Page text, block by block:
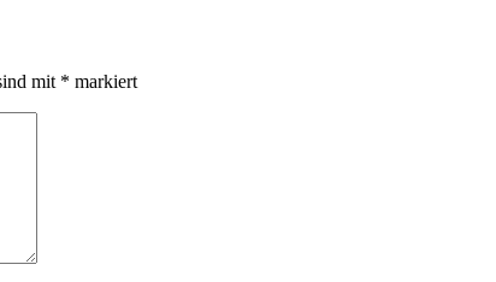
mit * markiert